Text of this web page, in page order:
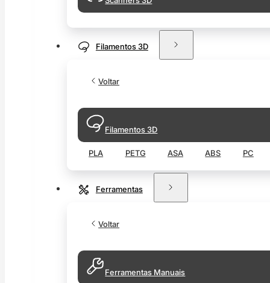
Filamentos 3D
Voltar
Filamentos 3D
PLA PETG ASA ABS PC
Ferramentas
Voltar
Ferramentas Manuais